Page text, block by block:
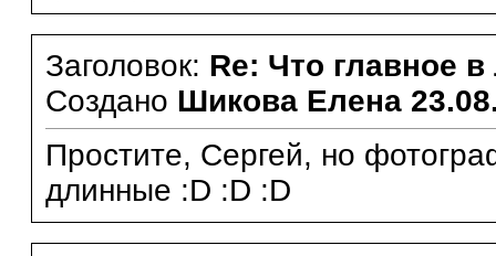
Заголовок: Re: Что главное в
Создано Шикова Елена
Простите, Сергей, но
длинные :D :D :D